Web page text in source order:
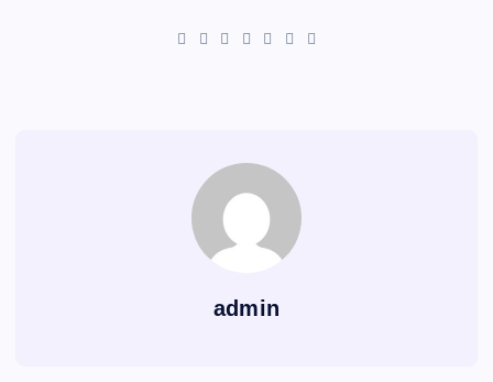
admin